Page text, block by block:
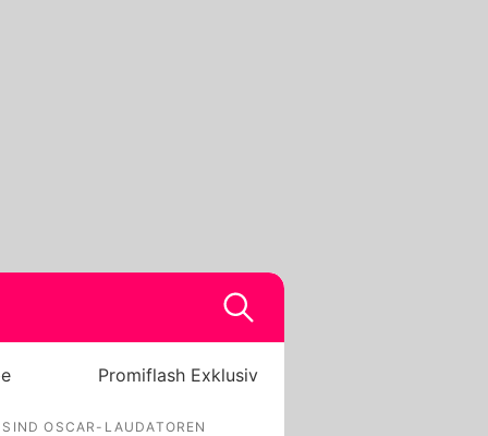
Promiflash Exklusiv
OSCAR-LAUDATOREN